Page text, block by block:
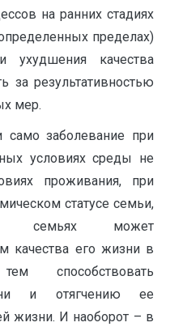
на ранних стадиях
пределах)
качества
за результативностью
мер.
само заболевание при
условиях среды не
проживания, при
статусе семьи,
семьях может
качества его жизни в
способствовать
и отягчению ее
жизни. И наоборот – в